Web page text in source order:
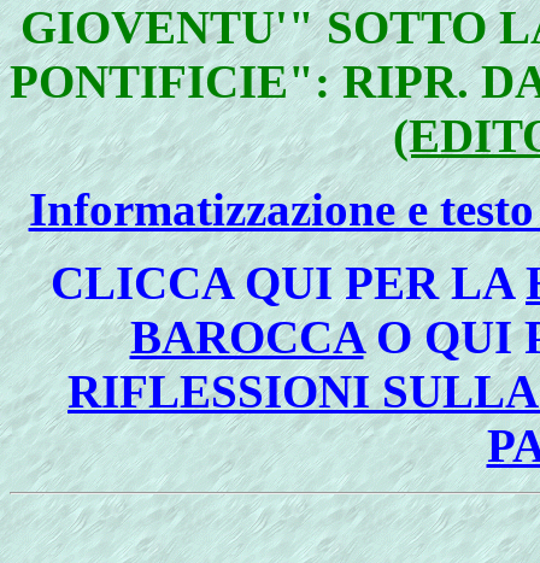
GIOVENTU'" SOTTO
PONTIFICIE": RIPR.
Informatizzazione e
CLICCA QUI PER LA
BAROCCAO QUI
RIFLESSIONI